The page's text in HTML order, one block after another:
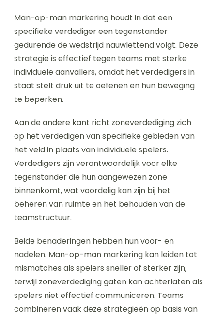
Man-op-man markering houdt in dat een
specifieke verdediger een tegenstander
gedurende de wedstrijd nauwlettend volgt. Deze
strategie is effectief tegen teams met sterke
individuele aanvallers, omdat het verdedigers in
staat stelt druk uit te oefenen en hun beweging
te beperken.
Aan de andere kant richt zoneverdediging zich
op het verdedigen van specifieke gebieden van
het veld in plaats van individuele spelers.
Verdedigers zijn verantwoordelijk voor elke
tegenstander die hun aangewezen zone
binnenkomt, wat voordelig kan zijn bij het
beheren van ruimte en het behouden van de
teamstructuur.
Beide benaderingen hebben hun voor- en
nadelen. Man-op-man markering kan leiden tot
mismatches als spelers sneller of sterker zijn,
terwijl zoneverdediging gaten kan achterlaten als
spelers niet effectief communiceren. Teams
combineren vaak deze strategieën op basis van